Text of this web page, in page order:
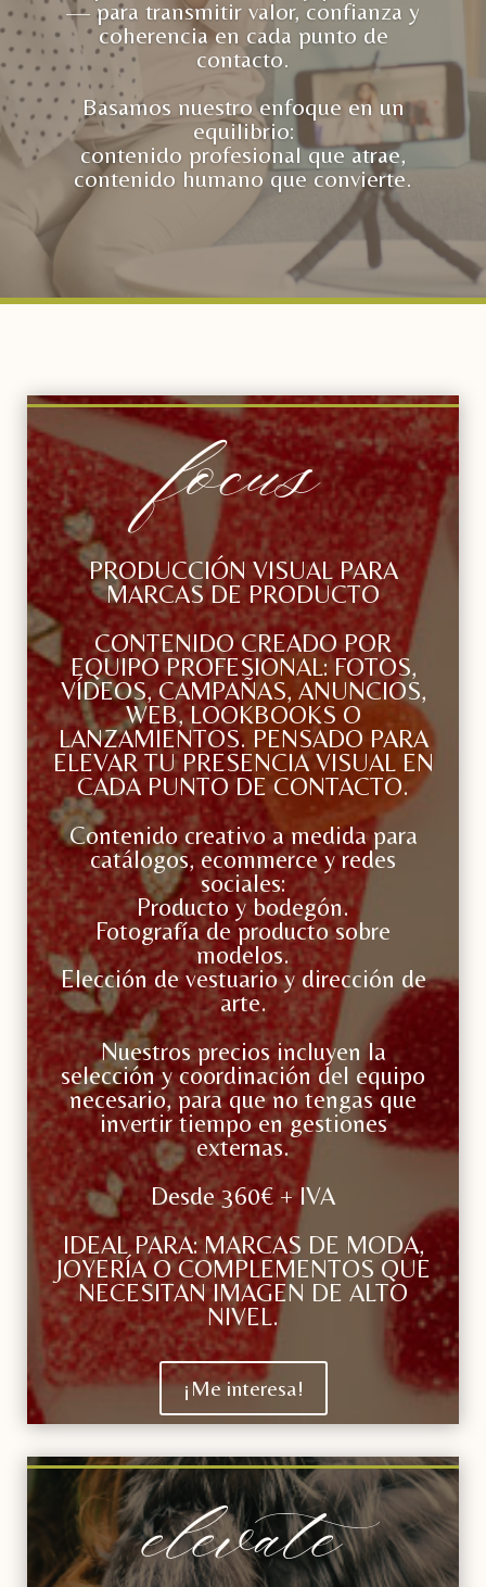
— para transmitir valor, confianza y
coherencia en cada punto de
contacto.
Basamos nuestro enfoque en un
equilibrio:
contenido profesional que atrae,
contenido humano que convierte.
focus
PRODUCCIÓN VISUAL PARA
MARCAS DE PRODUCTO
CONTENIDO CREADO POR
EQUIPO PROFESIONAL: FOTOS,
VÍDEOS, CAMPAÑAS, ANUNCIOS,
WEB, LOOKBOOKS O
LANZAMIENTOS. PENSADO PARA
ELEVAR TU PRESENCIA VISUAL EN
CADA PUNTO DE CONTACTO.
Contenido creativo a medida para
catálogos, ecommerce y redes
sociales:
Producto y bodegón.
Fotografía de producto sobre
modelos.
Elección de vestuario y dirección de
arte.
Nuestros precios incluyen la
selección y coordinación del equipo
necesario, para que no tengas que
invertir tiempo en gestiones
externas.
Desde 360€ + IVA
IDEAL PARA: MARCAS DE MODA,
JOYERÍA O COMPLEMENTOS QUE
NECESITAN IMAGEN DE ALTO
NIVEL.
¡Me interesa!
elevate